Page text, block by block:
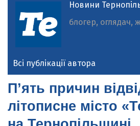
Новини
блогер, оглядач,
Всі публікації автора
П’ять причин
літописне місто